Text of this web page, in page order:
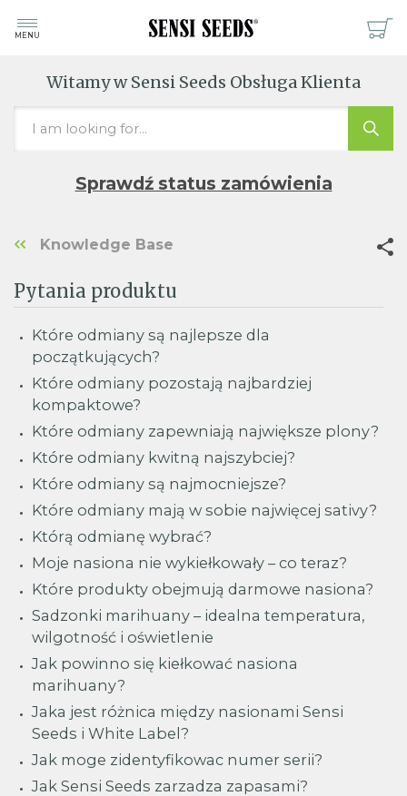
MENU
Witamy w Sensi Seeds Obsługa Klienta
Sprawdź status zamówienia
Knowledge Base
Pytania produktu
Które odmiany są najlepsze dla
początkujących?
Które odmiany pozostają najbardziej
kompaktowe?
Które odmiany zapewniają największe plony?
Które odmiany kwitną najszybciej?
Które odmiany są najmocniejsze?
Które odmiany mają w sobie najwięcej sativy?
Którą odmianę wybrać?
Moje nasiona nie wykiełkowały – co teraz?
Które produkty obejmują darmowe nasiona?
Sadzonki marihuany – idealna temperatura,
wilgotność i oświetlenie
Jak powinno się kiełkować nasiona
marihuany?
Jaka jest różnica między nasionami Sensi
Seeds i White Label?
Jak moge zidentyfikowac numer serii?
Jak Sensi Seeds zarzadza zapasami?